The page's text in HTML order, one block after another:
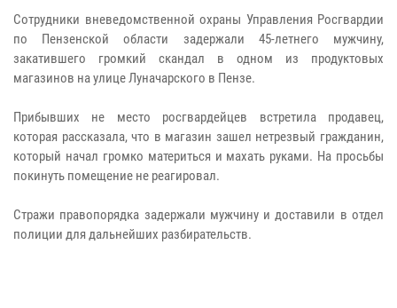
Сотрудники вневедомственной охраны Управления Росгвардии
по Пензенской области задержали 45-летнего мужчину,
закатившего громкий скандал в одном из продуктовых
магазинов на улице Луначарского в Пензе.
Прибывших не место росгвардейцев встретила продавец,
которая рассказала, что в магазин зашел нетрезвый гражданин,
который начал громко материться и махать руками. На просьбы
покинуть помещение не реагировал.
Стражи правопорядка задержали мужчину и доставили в отдел
полиции для дальнейших разбирательств.